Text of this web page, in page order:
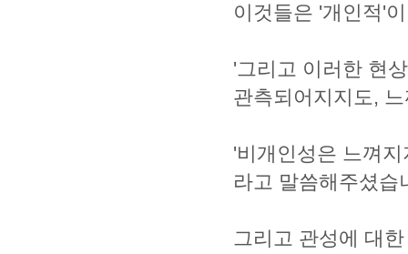
이것들은 '개인적'
'그리고 이러한 현
관측되어지지도,
'비개인성은 느껴
라고 말씀해주셨습
그리고 관성에 대